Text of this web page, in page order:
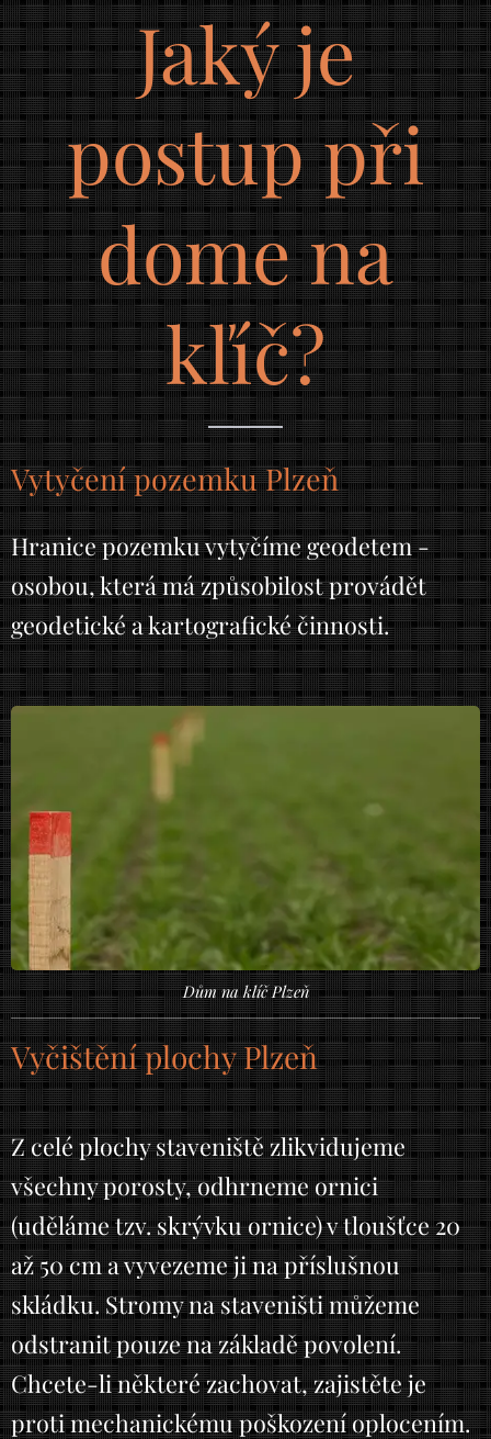
Jaký je
postup při
dome na
kľíč?
Vytyčení pozemku Plzeň
Hranice pozemku vytyčíme geodetem -
osobou, která má způsobilost provádět
geodetické a kartografické činnosti.
Dům na klíč Plzeň
Vyčištění plochy Plzeň
Z celé plochy staveniště zlikvidujeme
všechny porosty, odhrneme ornici
(uděláme tzv. skrývku ornice) v tloušťce 20
až 50 cm a vyvezeme ji na příslušnou
skládku. Stromy na staveništi můžeme
odstranit pouze na základě povolení.
Chcete-li některé zachovat, zajistěte je
proti mechanickému poškození oplocením.